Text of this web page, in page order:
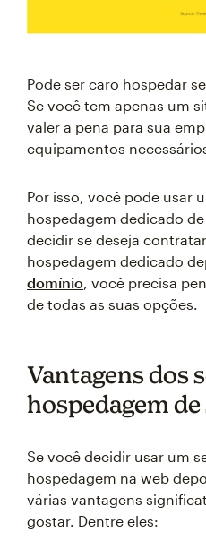
Pode ser caro hospedar
Se você tem apenas um
valer a pena para sua
equipamentos
Por isso, você pode usar
hospedagem dedicado
decidir se deseja
hospedagem dedicado
domínio , você precisa
de todas as suas opções.
Vantagens dos
hospedagem
Se você decidir usar um
hospedagem na web
várias vantagens
gostar. Dentre eles: